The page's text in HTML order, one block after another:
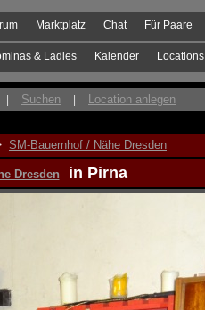
Für Paare
Chat
Marktplatz
Locations
Kalender
& Ladies
Suchen Location anlegen
SM-Bauernhof / Nähe Dresden
Dresden in Pirna